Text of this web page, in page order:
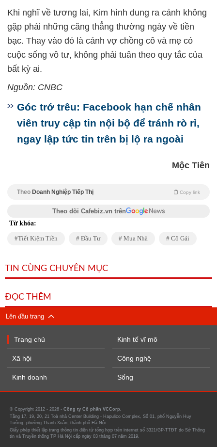
Khi nghĩ về tương lai, Kim hình dung ra cảnh không
gặp phải những căng thẳng thường ngày về tiền
bạc. Thay vào đó là cảnh vợ chồng cô và mẹ có
cuộc sống vô tư, không phải tuân theo quy tắc của
bất kỳ ai.
Nguồn: CNBC
Góc trớ trêu: Facebook hạn chế nhân
viên truy cập tin nội bộ để tránh rò rỉ,
ngay lập tức tin trên bị lộ ra ngoài
Mộc Tiên
Theo Doanh Nghiệp Tiếp Thị Copy link
Theo dõi Cafebiz.vn trên
Từ khóa:
Tiết Kiệm Tiền Đầu Tư Mua Nhà Cô Gái
TIN CÙNG CHUYÊN MỤC
ĐỌC THÊM
Lên đầu trang
Trang chủ
Xã hội
Kinh doanh
Kinh tế vĩ mô
Công nghệ
Sống
© Copyright 2012 - 2026 - Công ty Cổ phần VCCorp.
Tầng 17, 19, 20, 21 Toà nhà Center Building - Hapulico Complex, Số 01, phố Nguyễn Huy
Tưởng, phường Thanh Xuân, thành phố Hà Nội
Giấy phép thiết lập trang thông tin điện tử tổng hợp trên internet số 3321/GP-TTĐT do Sở Thông
tin và Truyền thông TP Hà Nội cấp ngày 03 tháng 07 năm 2019.